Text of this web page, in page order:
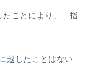
ことにより、「指
越したことはない